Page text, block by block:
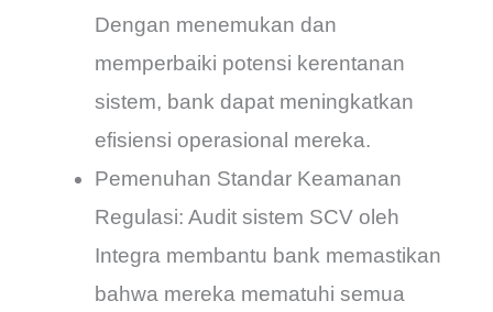
Dengan menemukan dan
memperbaiki potensi kerentanan
sistem, bank dapat meningkatkan
efisiensi operasional mereka.
Pemenuhan Standar Keamanan
Regulasi: Audit sistem SCV oleh
Integra membantu bank memastikan
bahwa mereka mematuhi semua